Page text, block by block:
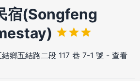
宿(Songfeng
鄉五結路二段 117 巷 7-1 號 - 查看